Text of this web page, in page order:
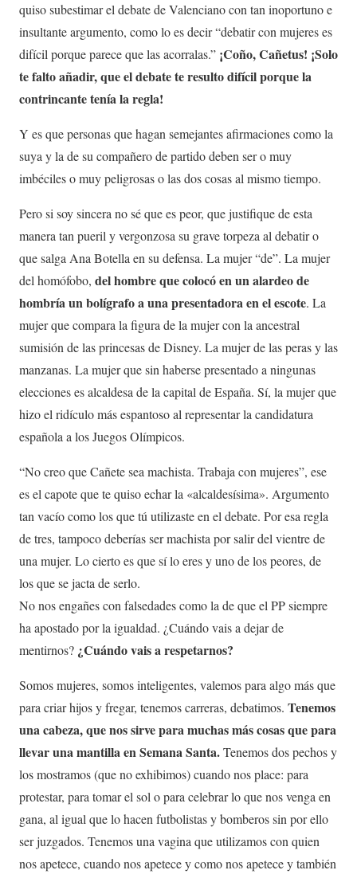
quiso subestimar el debate de Valenciano con tan inoportuno e
insultante argumento, como lo es decir “debatir con mujeres es
difícil porque parece que las acorralas.” ¡Coño, Cañetus! ¡Solo
te falto añadir, que el debate te resulto difícil porque la
contrincante tenía la regla!
Y es que personas que hagan semejantes afirmaciones como la
suya y la de su compañero de partido deben ser o muy
imbéciles o muy peligrosas o las dos cosas al mismo tiempo.
Pero si soy sincera no sé que es peor, que justifique de esta
manera tan pueril y vergonzosa su grave torpeza al debatir o
que salga Ana Botella en su defensa. La mujer “de”. La mujer
del homófobo, del hombre que colocó en un alardeo de
hombría un bolígrafo a una presentadora en el escote. La
mujer que compara la figura de la mujer con la ancestral
sumisión de las princesas de Disney. La mujer de las peras y las
manzanas. La mujer que sin haberse presentado a ningunas
elecciones es alcaldesa de la capital de España. Sí, la mujer que
hizo el ridículo más espantoso al representar la candidatura
española a los Juegos Olímpicos.
“No creo que Cañete sea machista. Trabaja con mujeres”, ese
es el capote que te quiso echar la «alcaldesísima». Argumento
tan vacío como los que tú utilizaste en el debate. Por esa regla
de tres, tampoco deberías ser machista por salir del vientre de
una mujer. Lo cierto es que sí lo eres y uno de los peores, de
los que se jacta de serlo.
No nos engañes con falsedades como la de que el PP siempre
ha apostado por la igualdad. ¿Cuándo vais a dejar de
mentirnos? ¿Cuándo vais a respetarnos?
Somos mujeres, somos inteligentes, valemos para algo más que
para criar hijos y fregar, tenemos carreras, debatimos. Tenemos
una cabeza, que nos sirve para muchas más cosas que para
llevar una mantilla en Semana Santa.Tenemos dos pechos y
los mostramos (que no exhibimos) cuando nos place: para
protestar, para tomar el sol o para celebrar lo que nos venga en
gana, al igual que lo hacen futbolistas y bomberos sin por ello
ser juzgados. Tenemos una vagina que utilizamos con quien
nos apetece, cuando nos apetece y como nos apetece y también